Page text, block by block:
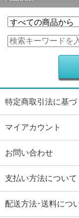
特定商取引法に基づ
マイアカウント
お問い合わせ
支払い方法について
配送方法･送料につ